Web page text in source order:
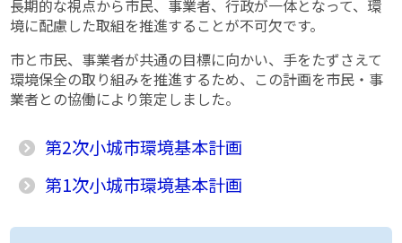
長期的な視点から市民、事業者、行政が一体となって、環
境に配慮した取組を推進することが不可欠です。
市と市民、事業者が共通の目標に向かい、手をたずさえて
環境保全の取り組みを推進するため、この計画を市民・事
業者との協働により策定しました。
第2次小城市環境基本計画
第1次小城市環境基本計画